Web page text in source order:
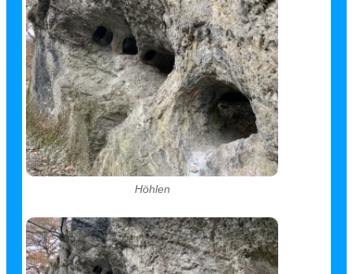
Höhlen